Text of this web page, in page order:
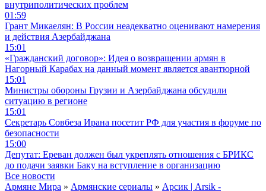
внутриполитических проблем
01:59
Грант Микаелян: В России неадекватно оценивают намерения
и действия Азербайджана
15:01
«Гражданский договор»: Идея о возвращении армян в
Нагорный Карабах на данный момент является авантюрной
15:01
Министры обороны Грузии и Азербайджана обсудили
ситуацию в регионе
15:01
Секретарь Совбеза Ирана посетит РФ для участия в форуме по
безопасности
15:00
Депутат: Ереван должен был укреплять отношения с БРИКС
до подачи заявки Баку на вступление в организацию
Все новости
Армяне Мира » Армянские сериалы » Арсик | Arsik -